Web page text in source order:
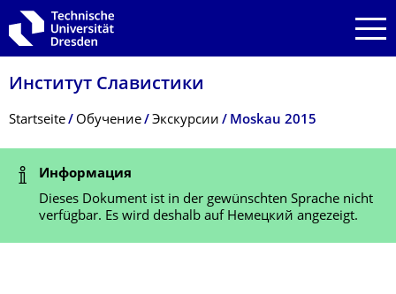
Zur Hauptnavigation springen
Zur Suche springen
Zum Inhalt springen
Институт Славистики
Breadcrumb-Menü
Startseite Обучение Экскурсии Moskau 2015
Statusmeldung
Информация
Dieses Dokument ist in der gewünschten Sprache nicht
verfügbar. Es wird deshalb auf Немецкий angezeigt.